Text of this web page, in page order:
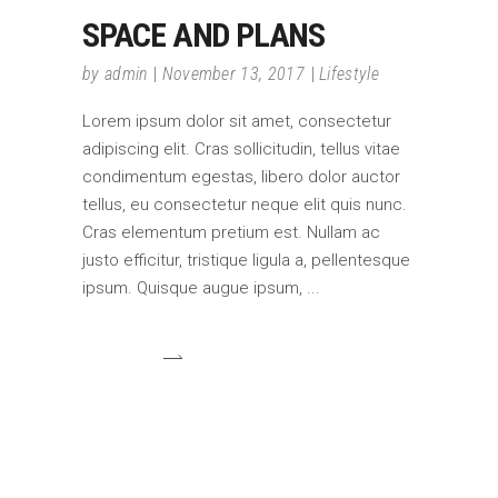
SPACE AND PLANS
by admin November 13, 2017 Lifestyle
Lorem ipsum dolor sit amet, consectetur
adipiscing elit. Cras sollicitudin, tellus vitae
condimentum egestas, libero dolor auctor
tellus, eu consectetur neque elit quis nunc.
Cras elementum pretium est. Nullam ac
justo efficitur, tristique ligula a, pellentesque
ipsum. Quisque augue ipsum,